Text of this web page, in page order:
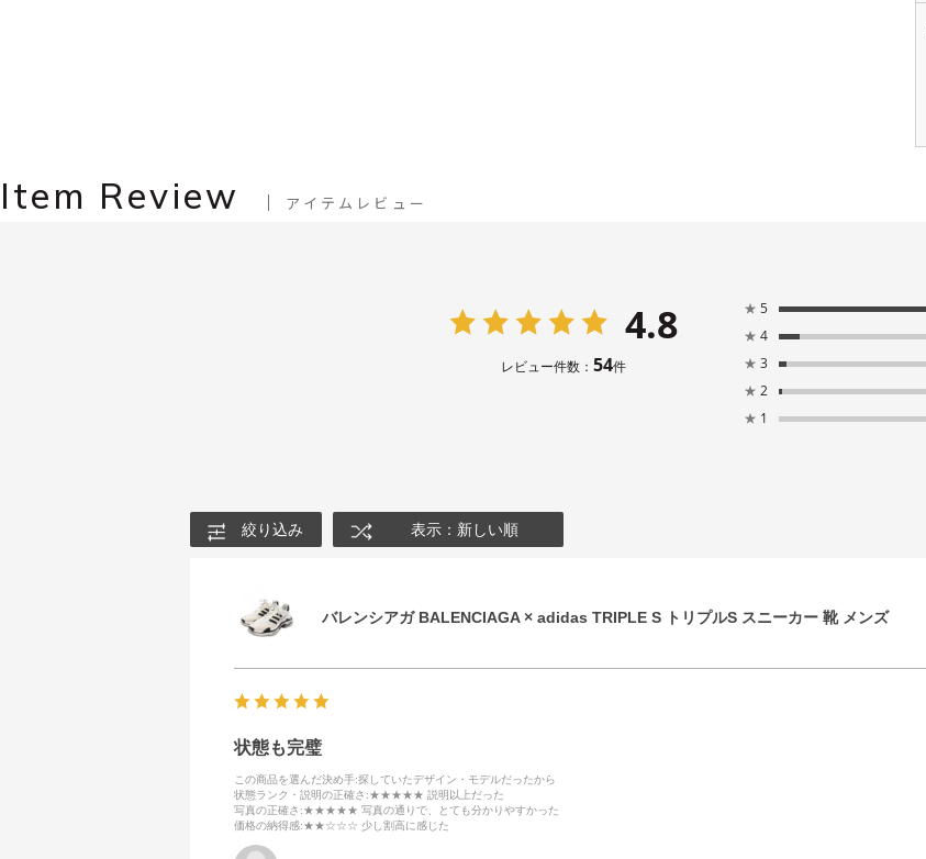
Item Review アイテムレビュー
4.8
レビュー件数： 54件
★ 5
★ 4
★ 3
★ 2
★ 1
絞り込み 表示：新しい順
バレンシアガ BALENCIAGA × adidas TRIPLE S トリプルS スニーカー 靴 メンズ
状態も完璧
この商品を選んだ決め手:探していたデザイン・モデルだったから
状態ランク・説明の正確さ :★★★★★ 説明以上だった
写真の正確さ :★★★★★ 写真の通りで、とても分かりやすかった
価格の納得感:★★☆☆☆ 少し割高に感じた